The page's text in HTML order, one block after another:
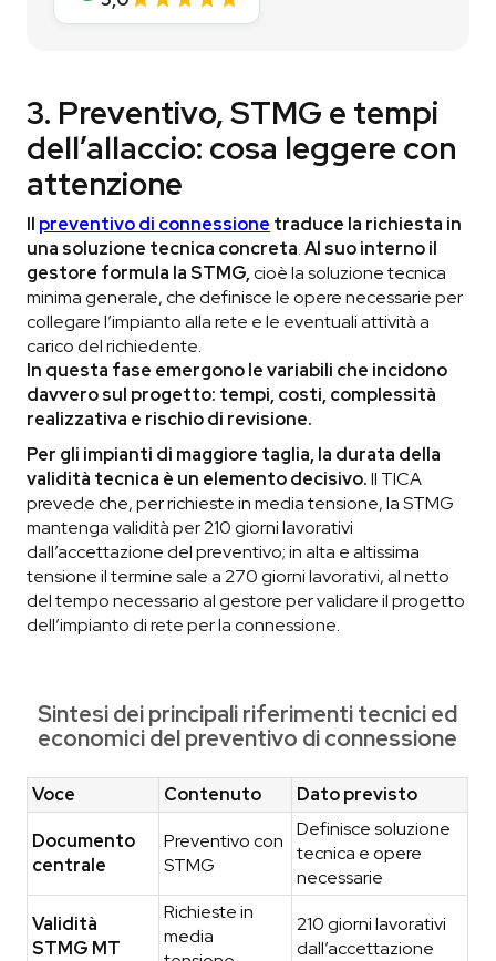
3. Preventivo, STMG e tempi
dell’allaccio: cosa leggere con
attenzione
Il preventivo di connessione traduce la richiesta in
una soluzione tecnica concreta.Al suo interno il
gestore formula la STMG,cioè la soluzione tecnica
minima generale, che definisce le opere necessarie per
collegare l’impianto alla rete e le eventuali attività a
carico del richiedente.
In questa fase emergono le variabili che incidono
davvero sul progetto: tempi, costi, complessità
realizzativa e rischio di revisione.
Per gli impianti di maggiore taglia, la durata della
validità tecnica è un elemento decisivo.Il TICA
prevede che, per richieste in media tensione, la STMG
mantenga validità per 210 giorni lavorativi
dall’accettazione del preventivo; in alta e altissima
tensione il termine sale a 270 giorni lavorativi, al netto
del tempo necessario al gestore per validare il progetto
dell’impianto di rete per la connessione.
Sintesi dei principali riferimenti tecnici ed
economici del preventivo di connessione
Voce Contenuto
Dato previsto
Documento
centrale
Preventivo con
STMG
Definisce soluzione
tecnica e opere
necessarie
Validità
STMG MT
Richieste in
media
210 giorni lavorativi
dall’accettazione